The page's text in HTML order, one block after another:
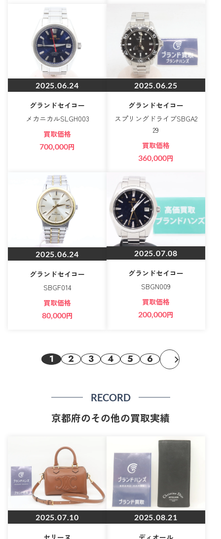
2025.06.24
グランドセイコー
メカニカルSLGH003
買取価格
700,000円
2025.06.25
グランドセイコー
スプリングドライブSBGA2
29
買取価格
360,000円
2025.06.24
グランドセイコー
SBGF014
買取価格
80,000円
2025.07.08
グランドセイコー
SBGN009
買取価格
200,000円
1 2 3 4 5 6
RECORD
京都府のその他の買取実績
2025.07.10
セリーヌ
2025.08.21
ディオール